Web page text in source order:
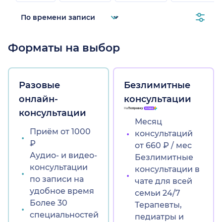
Форматы на выбор
Разовые
онлайн-
консультации
Приём от 1000
₽
Аудио- и видео-
консультации
по записи на
удобное время
Более 30
специальностей
Безлимитные
консультации
Месяц
консультаций
от 660 ₽ / мес
Безлимитные
консультации в
чате для всей
семьи 24/7
Терапевты,
педиатры и